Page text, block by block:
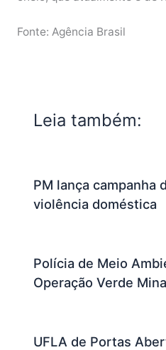
Fonte: Agência Brasil
Leia também:
PM lança campanha
violência doméstica
Polícia de Meio
Operação Verde
UFLA de Portas